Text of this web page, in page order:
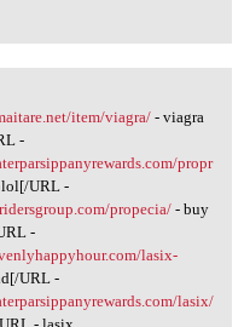
item/viagra/- viagra
-
propr
URL -
propecia/- buy
-
lasix-
URL -
lasix/